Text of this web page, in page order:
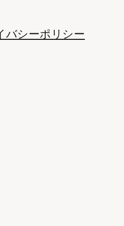
バシーポリシー